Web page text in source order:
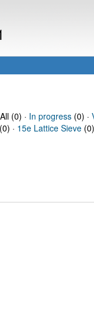
(0) · In progress(0) ·
(0) · 15e Lattice Sieve